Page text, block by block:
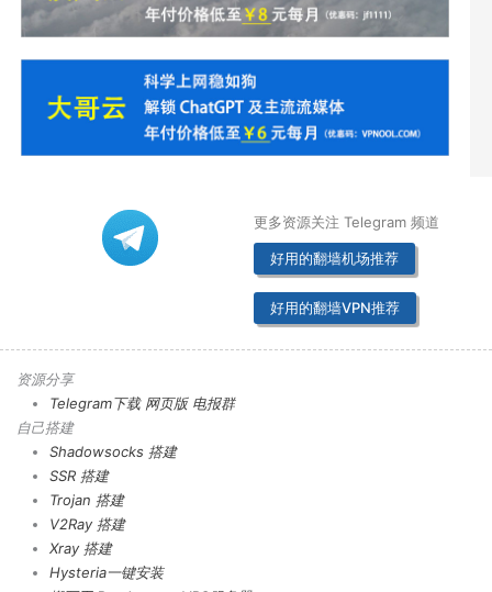
更多资源关注 Telegram 频道
好用的翻墙机场推荐
好用的翻墙VPN推荐
资源分享
Telegram下载 网页版 电报群
自己搭建
Shadowsocks 搭建
SSR 搭建
Trojan 搭建
V2Ray 搭建
Xray 搭建
Hysteria一键安装